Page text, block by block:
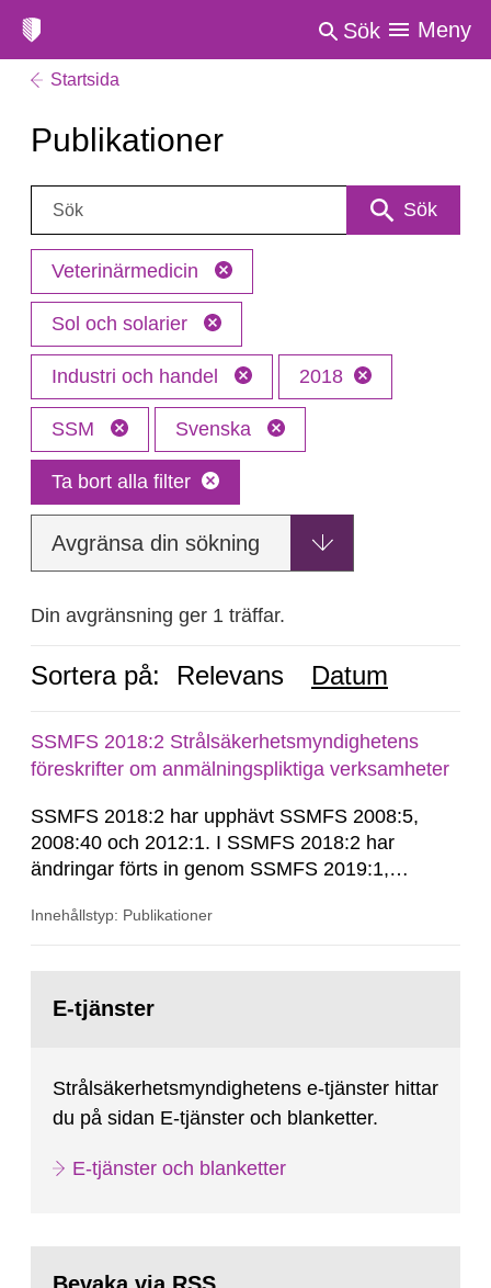
Sök Meny
Startsida
Publikationer
Sök: Sök
Veterinärmedicin
Sol och solarier
Industri och handel 2018
SSM Svenska
Ta bort alla filter
Avgränsa din sökning
Din avgränsning ger 1 träffar.
Sortera på: Relevans Datum
SSMFS 2018:2 Strålsäkerhetsmyndighetens
föreskrifter om anmälningspliktiga verksamheter
SSMFS 2018:2 har upphävt SSMFS 2008:5,
2008:40 och 2012:1. I SSMFS 2018:2 har
ändringar förts in genom SSMFS 2019:1,
Innehållstyp: Publikationer
sida:E-tjänster
Strålsäkerhetsmyndighetens e-tjänster hittar
du på sidan E-tjänster och blanketter.
E-tjänster och blanketter